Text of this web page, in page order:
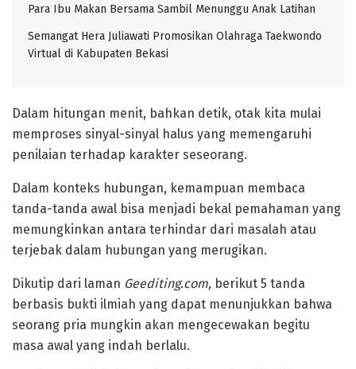
Para Ibu Makan Bersama Sambil Menunggu Anak Latihan
Semangat Hera Juliawati Promosikan Olahraga Taekwondo
Virtual di Kabupaten Bekasi
Dalam hitungan menit, bahkan detik, otak kita mulai
memproses sinyal-sinyal halus yang memengaruhi
penilaian terhadap karakter seseorang.
Dalam konteks hubungan, kemampuan membaca
tanda-tanda awal bisa menjadi bekal pemahaman yang
memungkinkan antara terhindar dari masalah atau
terjebak dalam hubungan yang merugikan.
‎Dikutip dari laman Geediting.com, berikut 5 tanda
berbasis bukti ilmiah yang dapat menunjukkan bahwa
seorang pria mungkin akan mengecewakan begitu
masa awal yang indah berlalu.